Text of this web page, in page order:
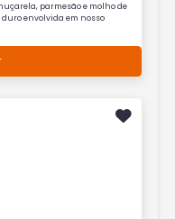
parmesão e molho de
envolvida em nosso